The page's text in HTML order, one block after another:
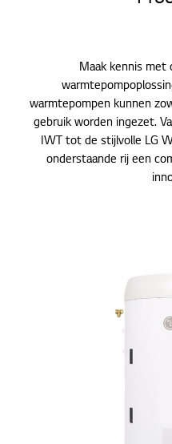
Maak kennis met
warmtepompen kunnen
gebruik worden ingezet.
IWT tot de stijlvolle LG
onderstaande rij een